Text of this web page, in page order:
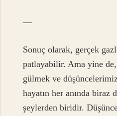
—
Sonuç olarak, gerçek
patlayabilir. Ama yine
gülmek ve
hayatın her anında biraz
şeylerden biridir.